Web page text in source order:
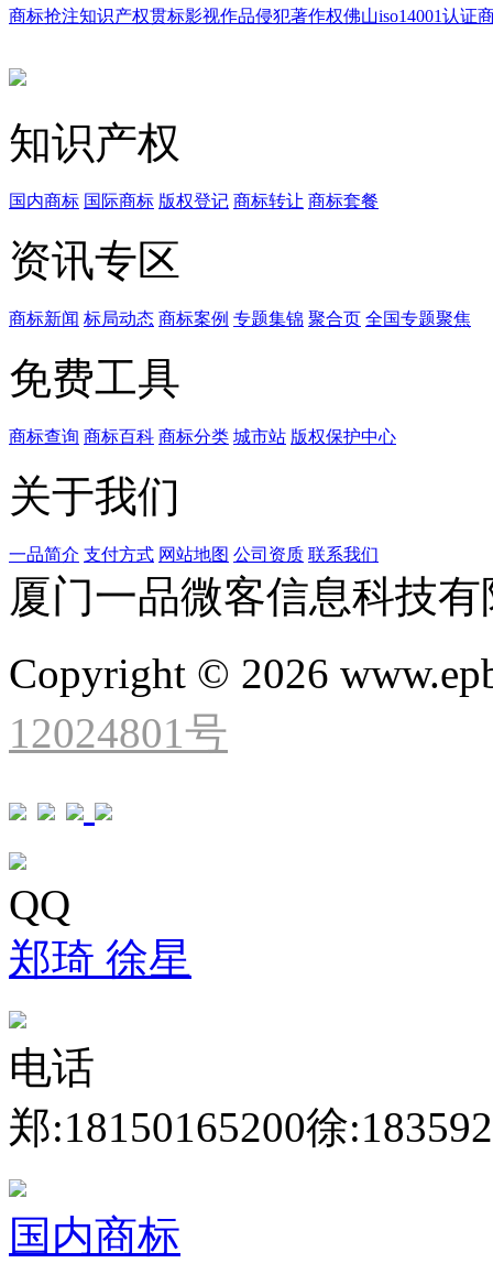
商标抢注知识产权贯标影视作品侵犯著作权佛山iso14001认证
知识产权
国内商标 国际商标 版权登记 商标转让 商标套餐
资讯专区
商标新闻 标局动态 商标案例 专题集锦 聚合页 全国专题聚焦
免费工具
商标查询 商标百科 商标分类 城市站 版权保护中心
关于我们
一品简介 支付方式 网站地图 公司资质 联系我们
厦门一品微客信息科技
Copyright © 2026
12024801号
QQ
郑琦 徐星
电话
郑:18150165200徐
国内商标